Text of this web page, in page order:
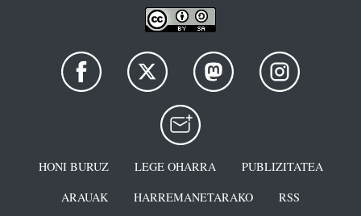
HONI BURUZ LEGE OHARRA
PUBLIZITATEA
ARAUAK
HARREMANETARAKO RSS